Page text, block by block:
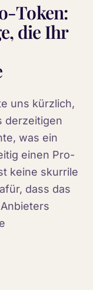
Token:
die Ihr
uns kürzlich,
derzeitigen
was ein
einen Pro-
keine skurrile
dass das